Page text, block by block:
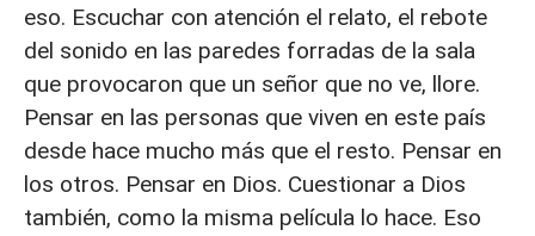
eso. Escuchar con atención el relato, el rebote
del sonido en las paredes forradas de la sala
que provocaron que un señor que no ve, llore.
Pensar en las personas que viven en este país
desde hace mucho más que el resto. Pensar en
los otros. Pensar en Dios. Cuestionar a Dios
también, como la misma película lo hace. Eso